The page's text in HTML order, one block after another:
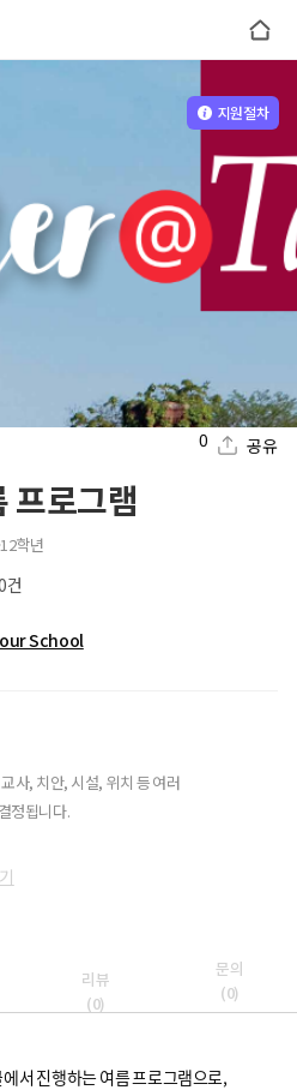
0 공유
프로그램
학년
건
School
사, 치안, 시설, 위치 등 여러
정됩니다.
지원절차
리뷰
(0)
문의
(0)
서 진행하는 여름 프로그램으로,